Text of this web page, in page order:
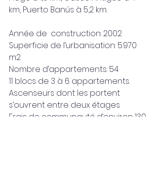
km, Puerto Banús à 5,2 km.
Année de  construction: 2002
Superficie de l’urbanisation: 5.970
m2.
Nombre d’appartements: 54
11 blocs de 3 à 6 appartements.
Ascenseurs dont les portent
s’ouvrent entre deux étages
Frais de communauté d’environ 130